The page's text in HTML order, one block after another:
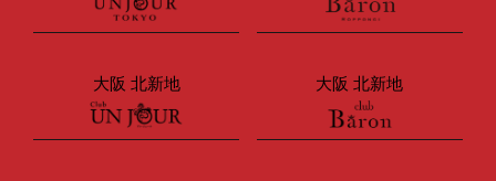
大阪 北新地 大阪 北新地